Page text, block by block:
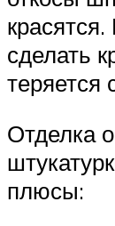
сделать
теряется
Отделка
плюсы: